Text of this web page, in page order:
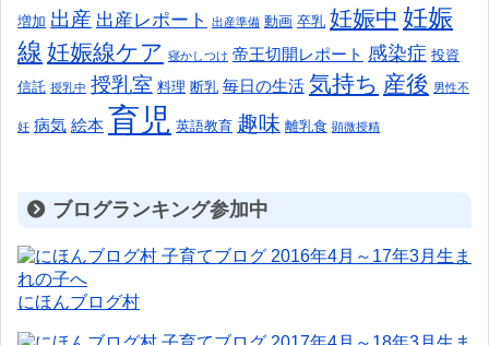
増加 出産 出産レポート 出産準備 動画 卒乳 妊娠中 妊娠
線 妊娠線ケア 寝かしつけ 帝王切開レポート 感染症 投資
信託 授乳中 授乳室 料理 断乳 毎日の生活 気持ち 産後 男性不
妊 病気 絵本 育児 英語教育 趣味 離乳食 顕微授精
ブログランキング参加中
にほんブログ村